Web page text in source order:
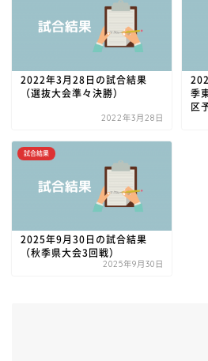
2022年3月28日の試合結果
（選抜大会準々決勝）
2022年3月28日
季
区
試合結果
2025年9月30日の試合結果
（秋季県大会3回戦）
2025年9月30日